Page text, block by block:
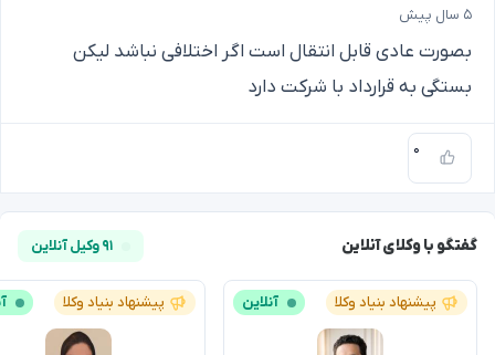
۵ سال پیش
بصورت عادی قابل انتقال است اگر اختلافی نباشد لیکن
بستگی به قرارداد با شرکت دارد
۰
گفتگو با وکلای آنلاین ۹۱ وکیل آنلاین
پیشنهاد بنیاد وکلا آنلاین پیشنهاد بنیاد وکلا